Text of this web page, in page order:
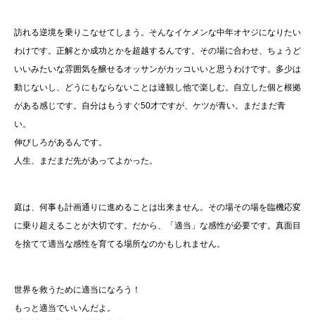
訪れる逆境を乗りこなせてしまう。そんなイケメンな中年オヤジになりたい
わけです。正解とか成功とかを超越するんです。その場に合わせ、ちょうど
いいみたいな雰囲気を醸せるオッサンがカッコいいと思うわけです。多少は
動じないし、どうにもならないことは達観し他で楽しむ。自立した個と根拠
がある感じです。自分はもうすぐ50才ですが、ケツが青い。まだまだ青
い。
伸びしろがあるんです。
人生、まだまだ先があってよかった。
庭は、何事も計画通りに進めることは出来ません。その場その場を臨機応変
に乗り超えることが大切です。だから、「適当」な感性が必要です。真面目
を捨てて適当な感性を育てる場所なのかもしれません。
世界を救うために適当になろう！
もっと適当でいいんだよ。